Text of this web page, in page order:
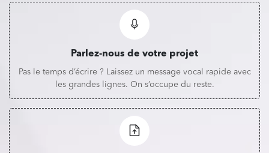
Parlez-nous de votre projet
Pas le temps d’écrire ? Laissez un message vocal rapide avec
les grandes lignes. On s’occupe du reste.